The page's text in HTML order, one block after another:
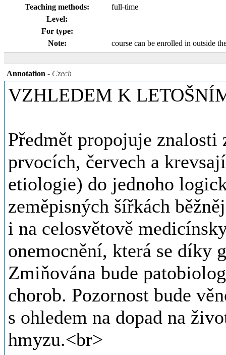
Teaching methods:
full-time
Level:
For type:
Note:
course can be enrolled in outside
Annotation - Czech
VZHLEDEM K
Předmět propojuje
prvocích, červech a
etiologie) do jednoho
zeměpisných šířkách
i na celosvětově
onemocnění, která se díky
Zmiňována bude
chorob. Pozornost bude
s ohledem na dopad na
hmyzu.<br>